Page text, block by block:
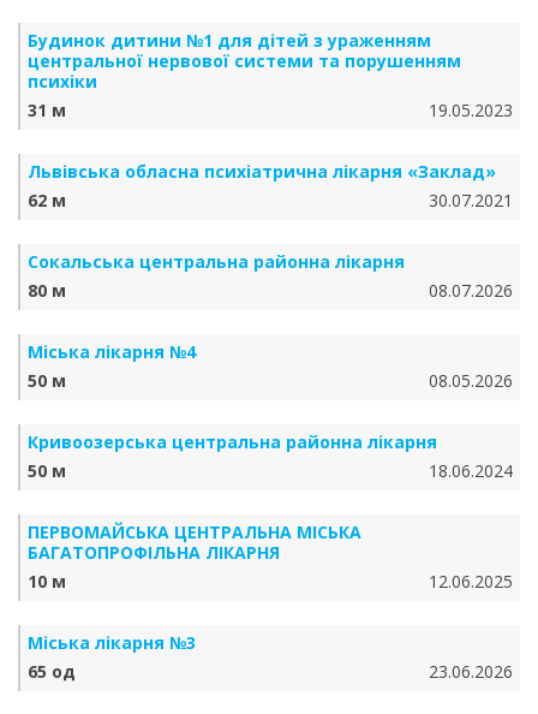
Будинок дитини №1 для дітей з ураженням
центральної нервової системи та порушенням
психіки
31 м
19.05.2023
Львівська обласна психіатрична лікарня «Заклад»
62 м
30.07.2021
Сокальська центральна районна лікарня
80 м
08.07.2026
Міська лікарня №4
50 м
08.05.2026
Кривоозерська центральна районна лікарня
50 м
18.06.2024
ПЕРВОМАЙСЬКА ЦЕНТРАЛЬНА МІСЬКА
БАГАТОПРОФІЛЬНА ЛІКАРНЯ
10 м
12.06.2025
Міська лікарня №3
65 од
23.06.2026